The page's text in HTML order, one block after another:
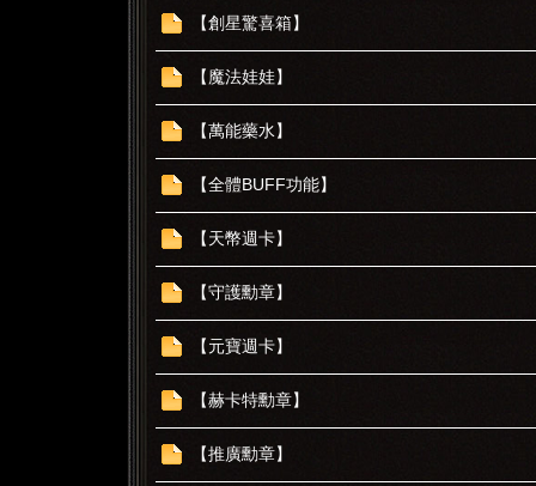
【創星驚喜箱】
【魔法娃娃】
【萬能藥水】
【全體BUFF功能】
【天幣週卡】
【守護勳章】
【元寶週卡】
【赫卡特勳章】
【推廣勳章】